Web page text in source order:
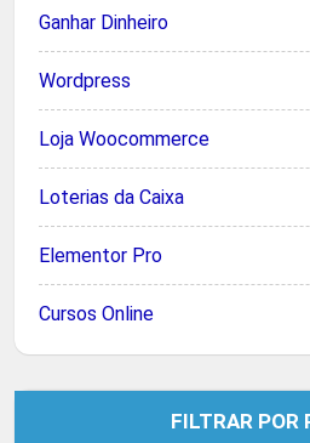
Ganhar Dinheiro
Wordpress
Loja Woocommerce
Loterias da Caixa
Elementor Pro
Cursos Online
FILTRAR POR